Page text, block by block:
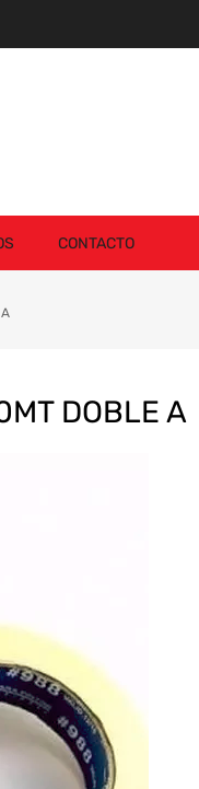
CONTACTO
DOBLE A